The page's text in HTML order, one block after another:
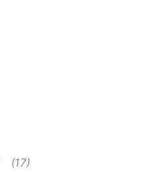
(17)